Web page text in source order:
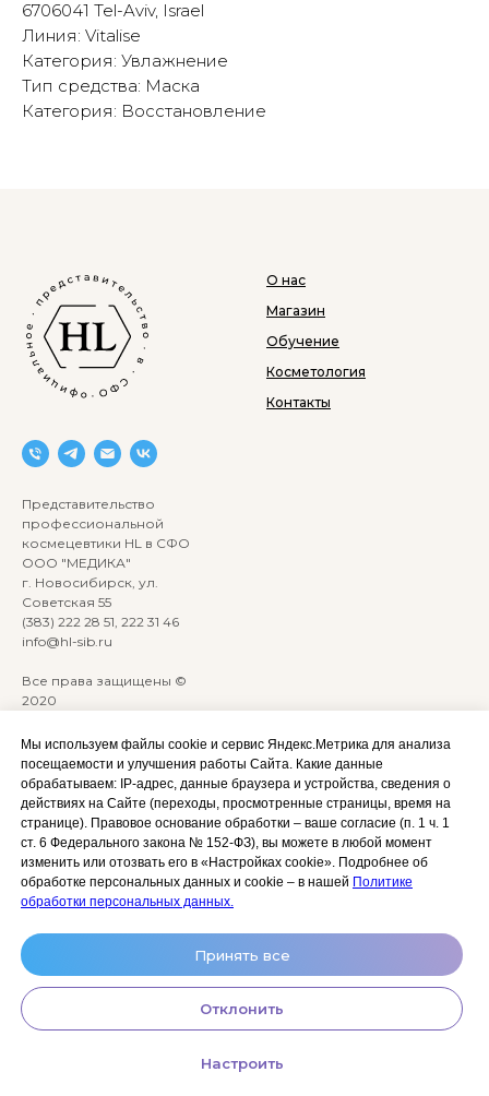
Мы используем файлы cookie и сервис Яндекс.Метрика для анализа
посещаемости и улучшения работы Сайта. Какие данные
обрабатываем: IP‑адрес, данные браузера и устройства, сведения о
действиях на Сайте (переходы, просмотренные страницы, время на
странице). Правовое основание обработки – ваше согласие (п. 1 ч. 1
ст. 6 Федерального закона № 152‑ФЗ), вы можете в любой момент
изменить или отозвать его в «Настройках cookie». Подробнее об
обработке персональных данных и cookie – в нашей Политике
обработки персональных данных.
Принять все
Отклонить
Настроить
6706041 Tel-Aviv, Israel
Линия: Vitalise
Категория: Увлажнение
Тип средства: Маска
Категория: Восстановление
Представительство
профессиональной
космецевтики HL в СФО
ООО "МЕДИКА"
г. Новосибирск, ул.
Советская 55
(383) 222 28 51, 222 31 46
info@hl-sib.ru
Все права защищены ©
2020
ANKRYONK
О нас
Магазин
Обучение
Косметология
Контакты
Акции и скидки
Оплата, доставка и возврат
Сотрудничество
Личный кабинет (Обучение)
Политика
конфиденциальности
Согласие на обработку
персональных данных
космецевтики